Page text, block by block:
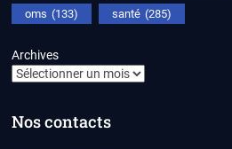
oms (133) santé (285)
Archives
Nos contacts